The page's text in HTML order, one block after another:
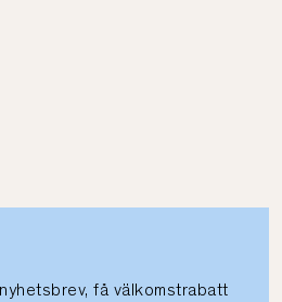
få välkomstrabatt